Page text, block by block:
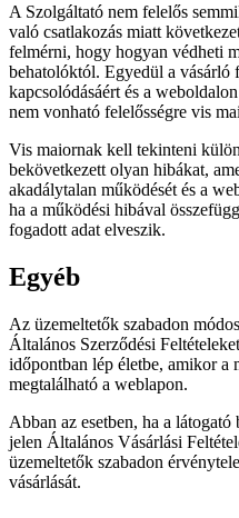
A Szolgáltató nem felelős
való csatlakozás miatt
felmérni, hogy hogyan védheti
behatolóktól. Egyedül a vásárló
kapcsolódásáért és a
nem vonható felelősségre vis
Vis maiornak kell tekinteni
bekövetkezett olyan hibákat,
akadálytalan működését és a
ha a működési hibával
fogadott adat elveszik.
Egyéb
Az üzemeltetők szabadon
Általános Szerződési
időpontban lép életbe, amikor a
megtalálható a weblapon.
Abban az esetben, ha a
jelen Általános Vásárlási
üzemeltetők szabadon
vásárlását.